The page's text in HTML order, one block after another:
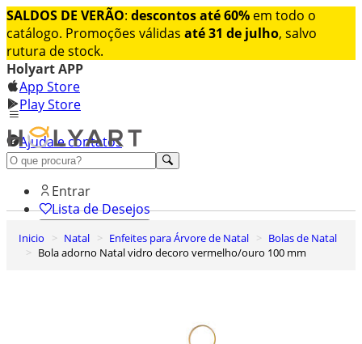
SALDOS DE VERÃO: descontos até 60% em todo o
catálogo. Promoções válidas até 31 de julho, salvo
rutura de stock.
Holyart APP
App Store
Play Store
Ajuda e contatos
Conheça premium
Entrar
Lista de Desejos
Carrinho de Compras
Inicio Natal Enfeites para Árvore de Natal
Bolas de Natal
Bola adorno Natal vidro decoro vermelho/ouro 100 mm